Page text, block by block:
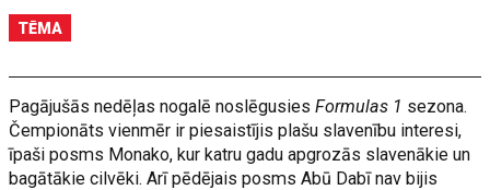
TĒMA
Pagājušās nedēļas nogalē noslēgusiesFormulas 1 sezona.
Čempionāts vienmēr ir piesaistījis plašu slavenību interesi,
īpaši posms Monako, kur katru gadu apgrozās slavenākie un
bagātākie cilvēki. Arī pēdējais posms Abū Dabī nav bijis